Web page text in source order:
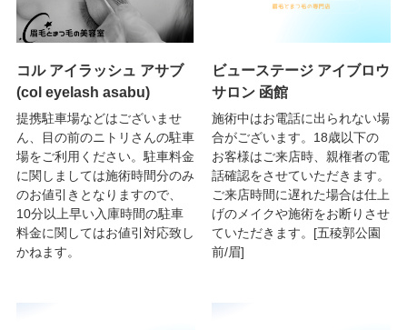
コル アイラッシュ アサブ
(col eyelash asabu)
提携駐車場などはございませ
ん、目の前のニトリさんの駐車
場をご利用ください。駐車料金
に関しましては施術時間分のみ
のお値引きとなりますので、
10分以上早い入庫時間の駐車
料金に関してはお値引対応致し
かねます。
ビューステージ アイブロウ
サロン 函館
施術中はお電話に出られない場
合がございます。18歳以下の
お客様はご来店時、親権者の電
話確認をさせていただきます。
ご来店時間に遅れた場合は仕上
げのメイクや施術をお断りさせ
ていただきます。[五稜郭公園
前/眉]